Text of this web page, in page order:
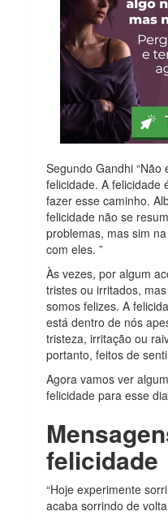
Segundo Gandhi
felicidade. A felicidade
fazer esse caminho.
felicidade não se
problemas, mas sim
com eles. ”
Às vezes, por algum
tristes ou irritados,
somos felizes. A
está dentro de nós
tristeza, irritação ou
portanto, feitos de
Agora vamos ver
felicidade para esse
felicidade
“Hoje experimente
acaba sorrindo de